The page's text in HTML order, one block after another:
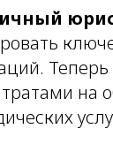
Теперь
на